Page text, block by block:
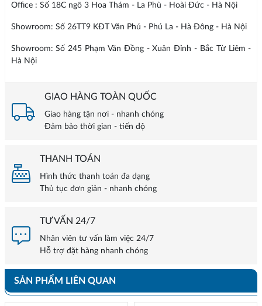
Office : Số 18C ngõ 3 Hoa Thám - La Phù - Hoài Đức - Hà Nội
Showroom: Số 26TT9 KĐT Văn Phú - Phú La - Hà Đông - Hà Nội
Showroom: Số 245 Phạm Văn Đồng - Xuân Đỉnh - Bắc Từ Liêm -
Hà Nội
GIAO HÀNG TOÀN QUỐC
Giao hàng tận nơi - nhanh chóng
Đảm bảo thời gian - tiến độ
THANH TOÁN
Hình thức thanh toán đa dạng
Thủ tục đơn giản - nhanh chóng
TƯ VẤN 24/7
Nhân viên tư vấn làm việc 24/7
Hỗ trợ đặt hàng nhanh chóng
SẢN PHẨM LIÊN QUAN